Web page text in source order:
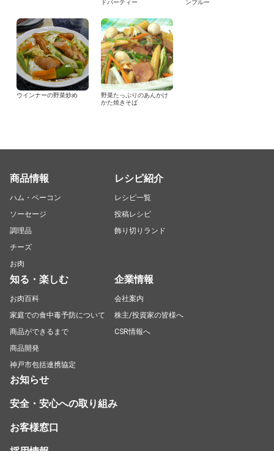
ドパーティー
ンプルー
ウインナーの野菜炒め
野菜たっぷりのあんかけ
かた焼きそば
商品情報
ハム・ベーコン
ソーセージ
調理品
チーズ
お肉
レシピ紹介
レシピ一覧
投稿レシピ
飾り切りランド
知る・楽しむ
お肉百科
家庭での食中毒予防について
商品ができるまで
商品開発
神戸市包括連携協定
企業情報
会社案内
株主/投資家の皆様へ
CSR情報へ
お知らせ
安全・安心への取り組み
お客様窓口